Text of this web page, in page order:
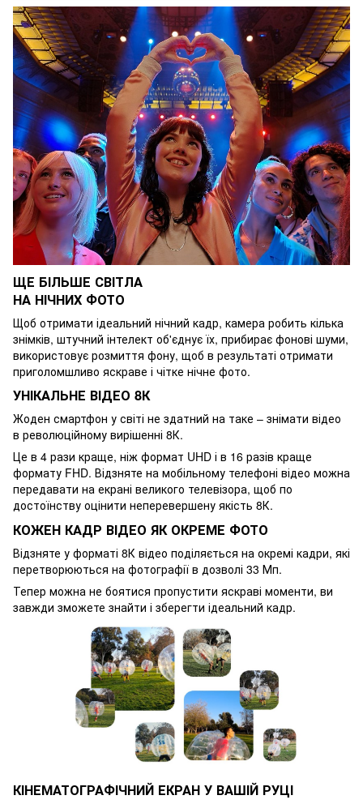
ЩЕ БІЛЬШЕ СВІТЛА
НА НІЧНИХ ФОТО
Щоб отримати ідеальний нічний кадр, камера робить кілька
знімків, штучний інтелект об'єднує їх, прибирає фонові шуми,
використовує розмиття фону, щоб в результаті отримати
приголомшливо яскраве і чітке нічне фото.
УНІКАЛЬНЕ ВІДЕО 8К
Жоден смартфон у світі не здатний на таке – знімати відео
в революційному вирішенні 8К.
Це в 4 рази краще, ніж формат UHD і в 16 разів краще
формату FHD. Відзняте на мобільному телефоні відео можна
передавати на екрані великого телевізора, щоб по
достоїнству оцінити неперевершену якість 8К.
КОЖЕН КАДР ВІДЕО ЯК ОКРЕМЕ ФОТО
Відзняте у форматі 8К відео поділяється на окремі кадри, які
перетворюються на фотографії в дозволі 33 Мп.
Тепер можна не боятися пропустити яскраві моменти, ви
завжди зможете знайти і зберегти ідеальний кадр.
КІНЕМАТОГРАФІЧНИЙ ЕКРАН У ВАШІЙ РУЦІ